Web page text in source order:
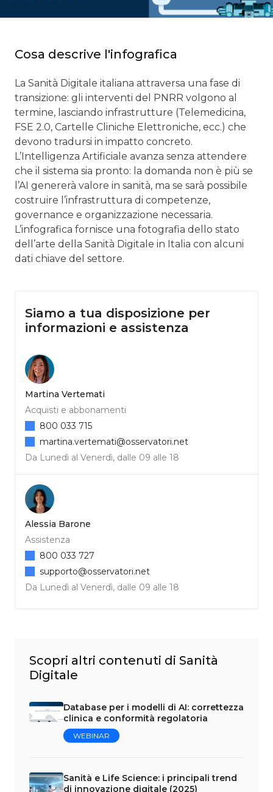
Cosa descrive l'infografica
La Sanità Digitale italiana attraversa una fase di
transizione: gli interventi del PNRR volgono al
termine, lasciando infrastrutture (Telemedicina,
FSE 2.0, Cartelle Cliniche Elettroniche, ecc.) che
devono tradursi in impatto concreto.
L’Intelligenza Artificiale avanza senza attendere
che il sistema sia pronto: la domanda non è più se
l’AI genererà valore in sanità, ma se sarà possibile
costruire l’infrastruttura di competenze,
governance e organizzazione necessaria.
L’infografica fornisce una fotografia dello stato
dell’arte della Sanità Digitale in Italia con alcuni
dati chiave del settore.
Siamo a tua disposizione per
informazioni e assistenza
Martina Vertemati
Acquisti e abbonamenti
Da Lunedì al Venerdì, dalle 09 alle 18
800 033 715
martina.vertemati@osservatori.net
Alessia Barone
Assistenza
Da Lunedì al Venerdì, dalle 09 alle 18
800 033 727
supporto@osservatori.net
Scopri altri contenuti di Sanità
Digitale
Database per i modelli di AI: correttezza
clinica e conformità regolatoria
WEBINAR
Sanità e Life Science: i principali trend
di innovazione digitale (2025)